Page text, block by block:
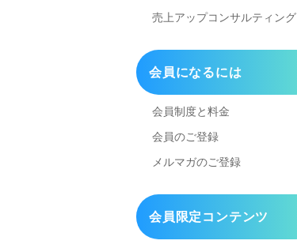
売上アップコンサルティング
会員になるには
会員制度と料金
会員のご登録
メルマガのご登録
会員限定コンテンツ